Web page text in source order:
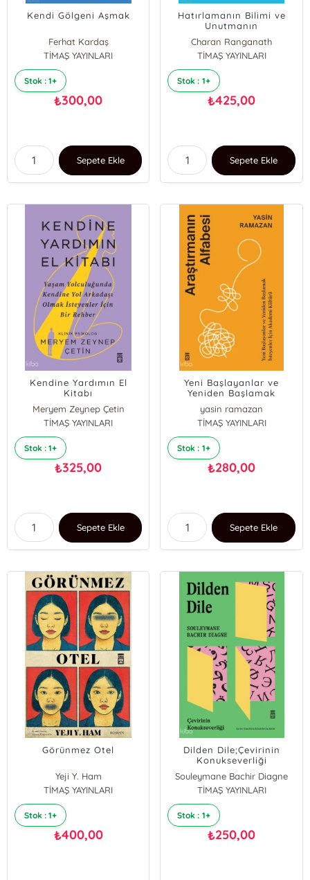
Kendi Gölgeni Aşmak
Ferhat Kardaş
TİMAŞ YAYINLARI
Stok : 1+
₺300,00
Sepete Ekle
Hatırlamanın Bilimi ve
Unutmanın
Gerekliliği;Neden
Hatırlarız?
Charan Ranganath
TİMAŞ YAYINLARI
Stok : 1+
₺425,00
Sepete Ekle
Kendine Yardımın El
Kitabı
Meryem Zeynep Çetin
TİMAŞ YAYINLARI
Stok : 1+
₺325,00
Sepete Ekle
Yeni Başlayanlar ve
Yeniden Başlamak
Araştırmanın Alfabesi
yasin ramazan
TİMAŞ YAYINLARI
Stok : 1+
₺280,00
Sepete Ekle
Görünmez Otel
Yeji Y. Ham
TİMAŞ YAYINLARI
Stok : 1+
₺400,00
Dilden Dile;Çevirinin
Konukseverliği
Souleymane Bachir Diagne
TİMAŞ YAYINLARI
Stok : 1+
₺250,00